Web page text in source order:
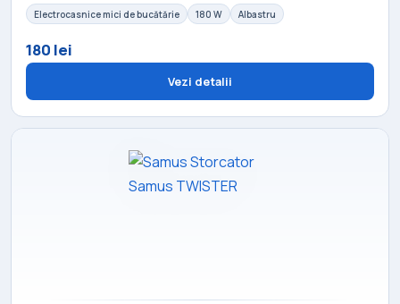
Electrocasnice mici de bucătărie 180 W Albastru
180 lei
Vezi detalii